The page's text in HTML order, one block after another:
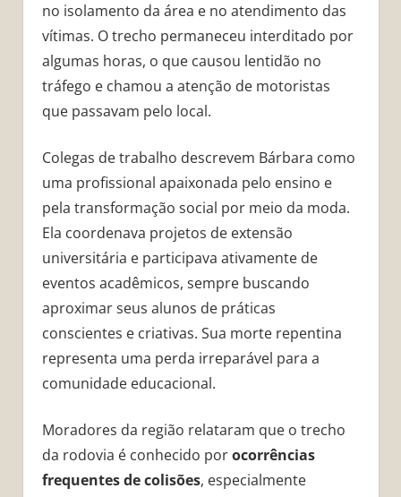
no isolamento da área e no atendimento das
vítimas. O trecho permaneceu interditado por
algumas horas, o que causou lentidão no
tráfego e chamou a atenção de motoristas
que passavam pelo local.
Colegas de trabalho descrevem Bárbara como
uma profissional apaixonada pelo ensino e
pela transformação social por meio da moda.
Ela coordenava projetos de extensão
universitária e participava ativamente de
eventos acadêmicos, sempre buscando
aproximar seus alunos de práticas
conscientes e criativas. Sua morte repentina
representa uma perda irreparável para a
comunidade educacional.
Moradores da região relataram que o trecho
da rodovia é conhecido porocorrências
frequentes de colisões, especialmente